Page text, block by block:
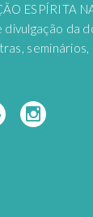
ESPÍRITA
divulgação da